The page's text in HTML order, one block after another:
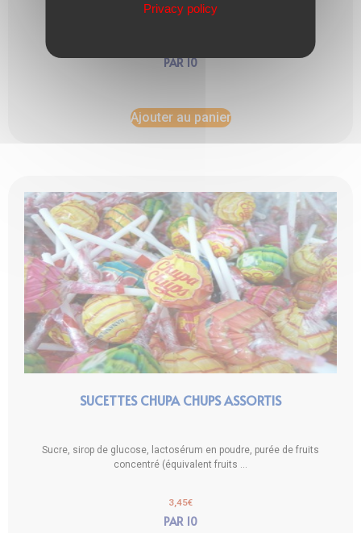
PAR 10
Ajouter au panier
SUCETTES CHUPA CHUPS ASSORTIS
Sucre, sirop de glucose, lactosérum en poudre, purée de fruits
concentré (équivalent fruits ...
3,45€
PAR 10
Privacy policy